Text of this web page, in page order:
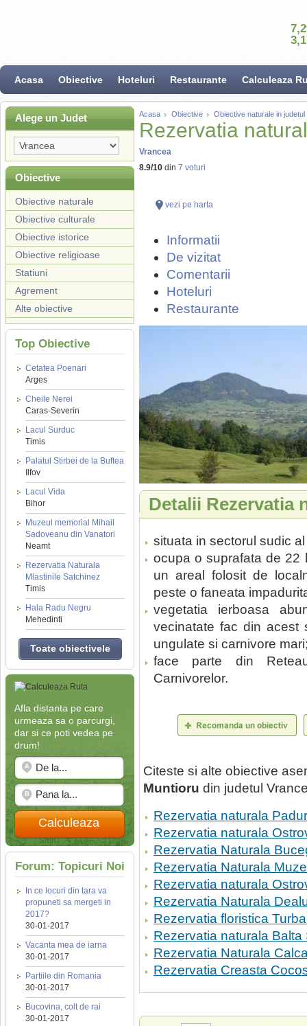
Acasa Obiective Hoteluri Restaurante Calculeaza
Alege un Judet
Obiective
Obiective naturale
Obiective culturale
Obiective istorice
Obiective religioase
Statiuni
Agrement
Alte obiective
Top Obiective
Cetatea Poenari
Arges
Cheile Nerei
Caras-Severin
Lacul Surduc
Timis
Palatul Stirbei de la Buftea
Ilfov
Lacul Vida
Bihor
Muzeul memorial Mihail
Sadoveanu din Vanatori
Neamt
Rezervatia Naturala
Mlastinile Satchinez
Timis
Hala Radu Negru
Mehedinti
Toate obiectivele
Afla distanta pe care
urmeaza sa o parcurgi,
dar si ce poti vedea pe
drum!
Calculeaza
Forum: Topicuri Noi
In ce locuri din tara va
propuneti sa mergeti in
2017?
30-01-2017
Vacanta mea de iarna
30-01-2017
Partiile din Romania
30-01-2017
Bucovina, colt de rai
30-01-2017
Acasa Obiective Obiective naturale in
Rezervatia
Vrancea
8.9/10 din 7 voturi
vezi pe harta
Informatii
De vizitat
Comentarii
Hoteluri
Restaurante
Detalii Rezervatia
situata in sectorul sudic
ocupa o suprafata de 22
un areal folosit de
peste o faneata
vegetatia ierboasa
vecinatate fac din acest
ungulate si carnivore
face parte din
Carnivorelor.
Citeste si alte obiective
Muntioru din judetul
Rezervatia naturala
Rezervatia naturala
Rezervatia Naturala
Rezervatia Naturala
Rezervatia naturala
Rezervatia Naturala
Rezervatia floristica
Rezervatia naturala Balta
Rezervatia Naturala
Rezervatia Creasta